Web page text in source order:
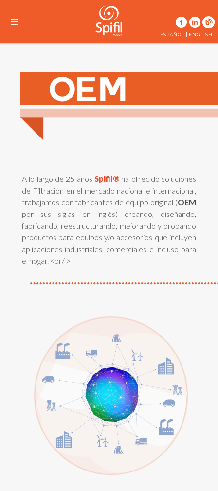
ESPAÑOL | ENGLISH
A lo largo de 25 años Spifil® ha ofrecido soluciones
de Filtración en el mercado nacional e internacional,
trabajamos con fabricantes de equipo original (OEM
por sus siglas en inglés) creando, diseñando,
fabricando, reestructurando, mejorando y probando
productos para equipos y/o accesorios que incluyen
aplicaciones industriales, comerciales e incluso para
el hogar. <br/ >